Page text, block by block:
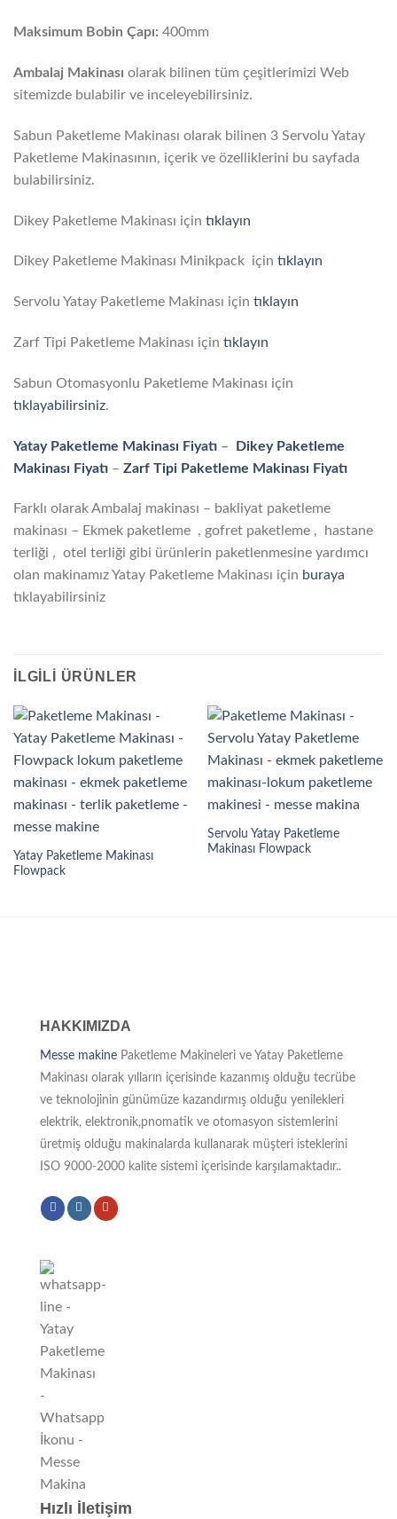
Maksimum Bobin Çapı: 400mm
Ambalaj Makinası olarak bilinen tüm çeşitlerimizi Web
sitemizde bulabilir ve inceleyebilirsiniz.
Sabun Paketleme Makinası olarak bilinen 3 Servolu Yatay
Paketleme Makinasının, içerik ve özelliklerini bu sayfada
bulabilirsiniz.
Dikey Paketleme Makinası için tıklayın
Dikey Paketleme Makinası Minikpack için tıklayın
Servolu Yatay Paketleme Makinası için tıklayın
Zarf Tipi Paketleme Makinası için tıklayın
Sabun Otomasyonlu Paketleme Makinası için
tıklayabilirsiniz.
Yatay Paketleme Makinası Fiyatı –
Dikey Paketleme
Makinası Fiyatı – Zarf Tipi Paketleme Makinası Fiyatı
Farklı olarak Ambalaj makinası – bakliyat paketleme
makinası – Ekmek paketleme , gofret paketleme , hastane
terliği , otel terliği gibi ürünlerin paketlenmesine yardımcı
olan makinamız Yatay Paketleme Makinası için buraya
tıklayabilirsiniz
İLGILI ÜRÜNLER
Yatay Paketleme Makinası
Flowpack
Servolu Yatay Paketleme
Makinası Flowpack
HAKKIMIZDA
Messe makine Paketleme Makineleri ve Yatay Paketleme
Makinası olarak yılların içerisinde kazanmış olduğu tecrübe
ve teknolojinin günümüze kazandırmış olduğu yenilekleri
elektrik, elektronik,pnomatik ve otomasyon sistemlerini
üretmiş olduğu makinalarda kullanarak müşteri isteklerini
ISO 9000-2000 kalite sistemi içerisinde karşılamaktadır..
Hızlı İletişim